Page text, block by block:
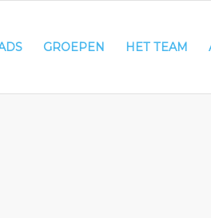
GROEPEN HET TEAM